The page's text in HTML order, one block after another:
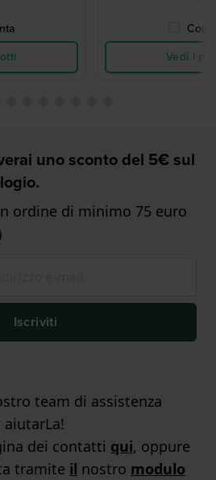
Vedi i
uno sconto del 5€ sul
ordine di minimo 75 euro
Iscriviti
team di assistenza
dei contatti qui, oppure
tramite il nostro modulo